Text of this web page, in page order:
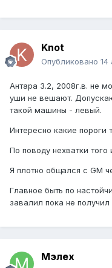
Knot
Опубликовано 14
Антара 3.2, 2008г.в. не
уши не вешают.
такой машины - левый.
Интересно какие пороги
По поводу нехватки
Я плотно общался с GM
Главное быть по
завалил пока не
Мэлех